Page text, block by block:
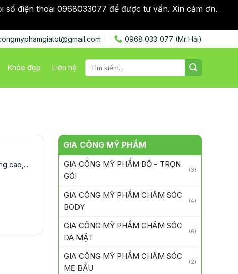
số điện thoại 0968033077 để được tư vấn. Xin cảm ơn.
0968 033 077 (Mr Hải)
Khỏe đẹp Liên hệ
Tìm
kiếm:
cao,...
GIA CÔNG MỸ PHẨM
GIA CÔNG MỸ PHẨM BỘ - TRỌN
GÓI
(3)
GIA CÔNG MỸ PHẨM CHĂM SÓC
BODY
(4)
GIA CÔNG MỸ PHẨM CHĂM SÓC
DA MẶT
(6)
GIA CÔNG MỸ PHẨM CHĂM SÓC
MẸ BẦU
(2)